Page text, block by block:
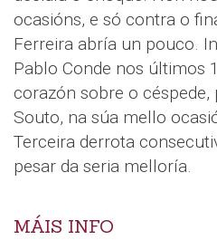
ocasións, e só contra o
Ferreira abría un pouco.
Pablo Conde nos últimos
corazón sobre o
Souto, na súa mello
Terceira derrota
pesar da seria melloría.
MÁIS INFO